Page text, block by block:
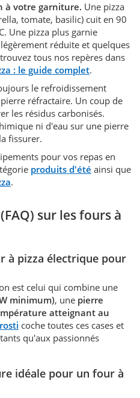
à votre garniture. Une pizza
tomate, basilic) cuit en 90
Une pizza plus garnie
réduite et quelques
tous nos repères dans
: le guide complet.
le refroidissement
réfractaire. Un coup de
les résidus carbonisés.
ni d'eau sur une pierre
fissurer.
pour vos repas en
produits d'été ainsi que
.
sur les fours à
à pizza électrique pour
est celui qui combine une
minimum), une pierre
atteignant au
coche toutes ces cases et
qu'aux passionnés
idéale pour un four à